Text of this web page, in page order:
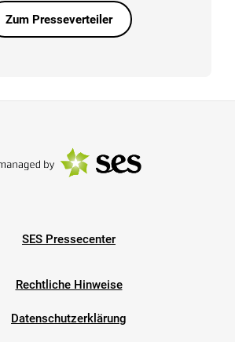
Zum Presseverteiler
SES Pressecenter
Rechtliche Hinweise
Datenschutzerklärung